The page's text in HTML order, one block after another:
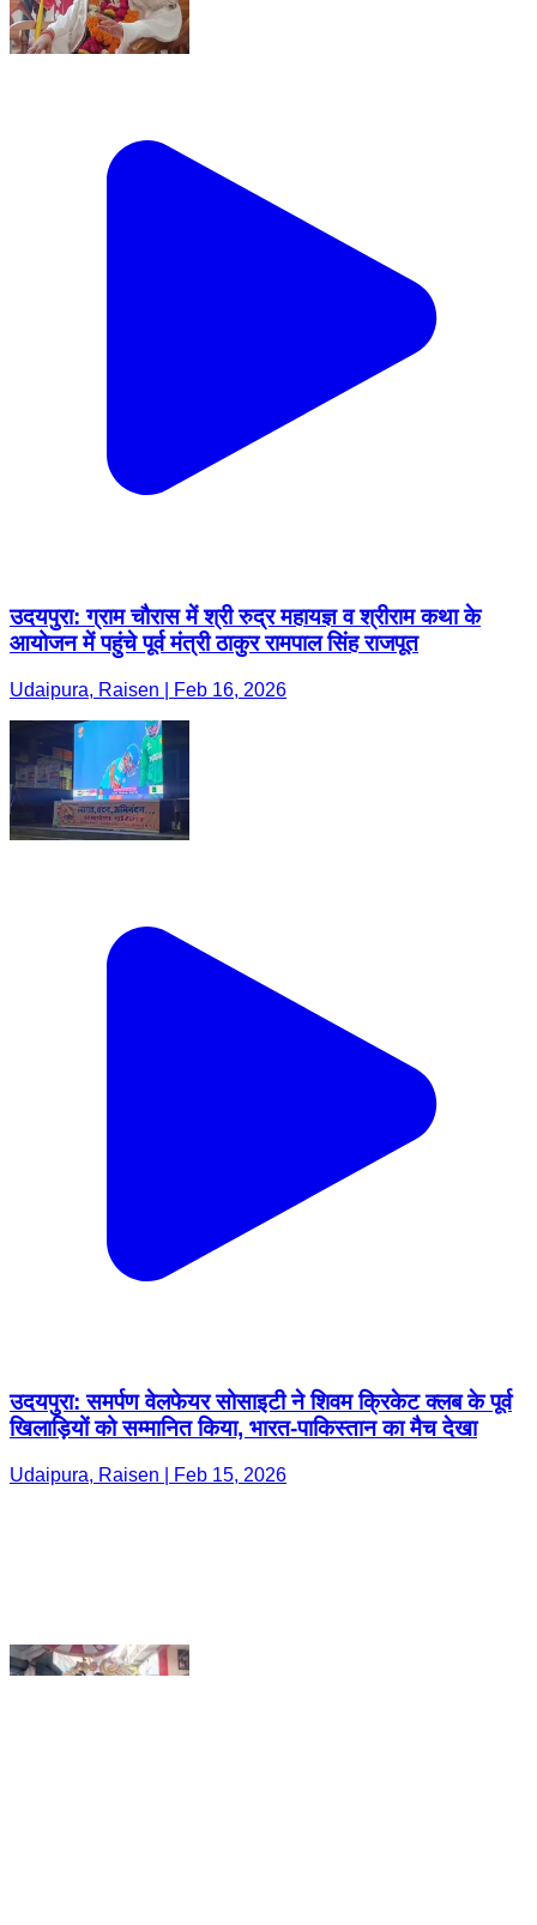
उदयपुरा: ग्राम चौरास में श्री रुद्र महायज्ञ व श्रीराम कथा के
उदयपुरा: समर्पण वेलफेयर सोसाइटी ने शिवम क्रिकेट क्लब के पूर्व
खिलाड़ियों को सम्मानित किया, भारत-पाकिस्तान का मैच देखा